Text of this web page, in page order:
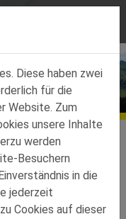
Vorstand
Diese haben zwei
für die
Website. Zum
unsere Inhalte
werden
Besuchern
in die
jederzeit
Cookies auf dieser